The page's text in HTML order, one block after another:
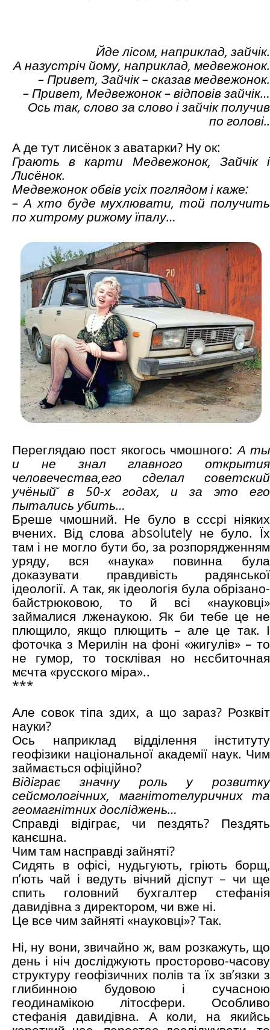
Йде лісом, наприклад, зайчік.
А назустріч йому, наприклад, медвежонок.
– Привет, Зайчік – сказав медвежонок.
– Привет, Медвежонок – відповів зайчік…
Ось так, слово за слово і зайчік получив
по голові..
А де тут лисёнок з аватарки? Ну ок:
Грають в карти Медвежонок, Зайчік і
Лисёнок.
Медвежонокобвів усіх поглядом і каже:
– А хто буде мухлювати, той получить
по хитрому рижому їпалу…
Переглядаю пост якогось чмошного:А ты
и не знал главного открытия
человечества,его сделал советский̆
учёный̆ в 50-х годах, и за это его
пытались убить…
Бреше чмошний. Не було в сссрі ніяких
вчених. Від слова absolutely не було. Їх
там і не могло бути бо, за розпорядженням
уряду, вся «наука» повинна була
доказувати правдивість радянської
ідеології. А так, як ідеологія була обрізано-
байстрюковою, то й всі «науковці»
займалися лженаукою. Як би тебе це не
плющило, якщо плющить – але це так. І
фоточка з Мерилін на фоні «жигулів» – то
не гумор, то тосклівая но нєсбиточная
мєчта «русского міра»..
***
Але совок тіпа здих, а що зараз? Розквіт
науки?
Ось наприклад відділення інституту
геофізики національної академії наук. Чим
займається офіційно?
Відіграє значну роль у розвитку
сейсмологічних, магнітотелуричних та
геомагнітних досліджень…
Справді відіграє, чи пездять? Пездять
канєшна.
Чим там насправді зайняті?
Сидять в офісі, нудьгують, гріють борщ,
п’ють чай і ведуть вічний діспут – чи ще
спить головний бухгалтер стефанія
давидівна з директором, чи вже ні.
Це все чим зайняті «науковці»? Так.
Ні, ну вони, звичайно ж, вам розкажуть, що
день і ніч досліджують просторово-часову
структуру геофізичних полів та їх зв’язки з
глибинною будовою і сучасною
геодинамікою літосфери. Особливо
стефанія давидівна. А коли, на якийсь